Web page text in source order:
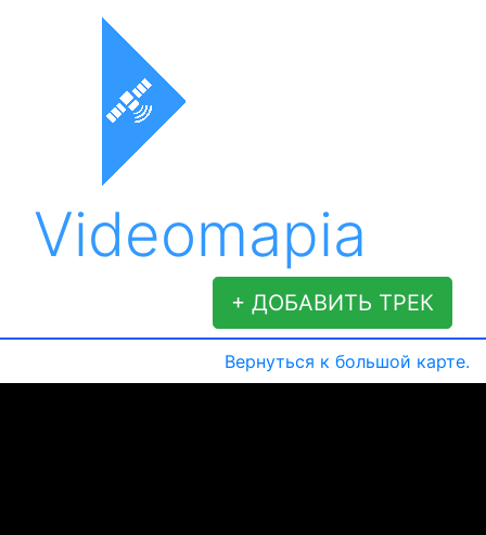
Videomapia
+ ДОБАВИТЬ ТРЕК
Вернуться к большой карте.